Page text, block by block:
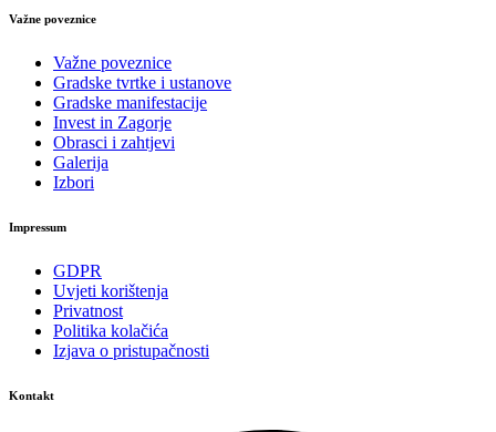
Važne poveznice
Važne poveznice
Gradske tvrtke i ustanove
Gradske manifestacije
Invest in Zagorje
Obrasci i zahtjevi
Galerija
Izbori
Impressum
GDPR
Uvjeti korištenja
Privatnost
Politika kolačića
Izjava o pristupačnosti
Kontakt